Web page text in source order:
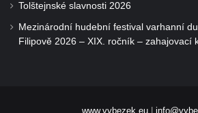
Tolštejnské slavnosti 2026
Mezinárodní hudební festival varhanní
Filipově 2026 – XIX. ročník – zahajovací
www.vybezek.eu|